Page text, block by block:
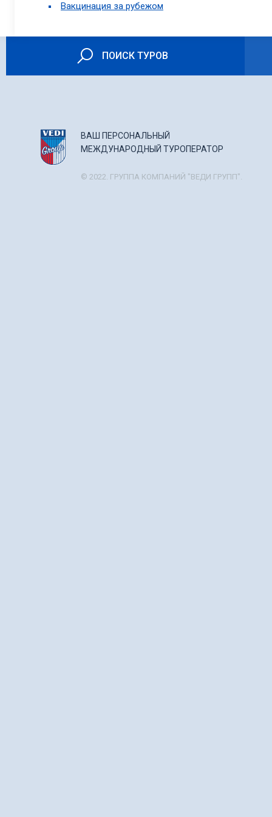
Вакцинация за рубежом
ПОИСК ТУРОВ
ВАШ ПЕРСОНАЛЬНЫЙ
МЕЖДУНАРОДНЫЙ ТУРОПЕРАТОР
© 2022. ГРУППА КОМПАНИЙ "ВЕДИ ГРУПП".